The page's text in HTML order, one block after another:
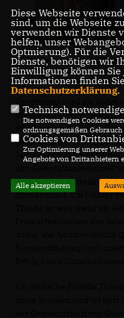
v.l. Thomas Staudt MdL,
ebenfalls
absolvierten ihre
gemeinsam den Weg zur
Jahres wird Jacqueline
dem Betrieb weiterhin
Stundenzahl. Ein lokaler
Diese Webseite
sind, um die Webseite
verwenden wir Dienste
helfen, unser
Optmierung). Für die
Dienste, benötigen wir
Einwilligung können
Informationen finden
Datenschutzerklärung.
Technisch
Die notwendigen Cookies
ordnungsgemäßen
Cookies von
Zur Optimierung unserer
Angebote von Drittanbietern
Alle akzeptieren